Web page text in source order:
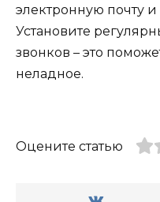
электронную почту
Установите
звонков – это
неладное.
Оцените статью